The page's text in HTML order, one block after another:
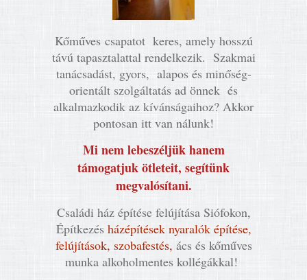
Kőműves csapatot keres, amely hosszú
távú tapasztalattal rendelkezik. Szakmai
tanácsadást, gyors, alapos és minőség-
orientált szolgáltatás ad önnek és
alkalmazkodik az kívánságaihoz? Akkor
pontosan itt van nálunk!
Mi nem lebeszéljük hanem
támogatjuk ötleteit, segítünk
megvalósítani.
Családi ház építése felújítása Siófokon,
Építkezés házépítések nyaralók építése,
felújítások, szobafestés, ács és kőműves
munka alkoholmentes kollégákkal!